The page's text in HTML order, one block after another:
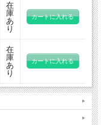
在
庫
あ
り
在
庫
あ
り